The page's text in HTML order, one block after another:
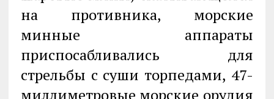
на противника, морские
минные аппараты
приспосабливались для
стрельбы с суши торпедами, 47-
миллиметровые морские орудия